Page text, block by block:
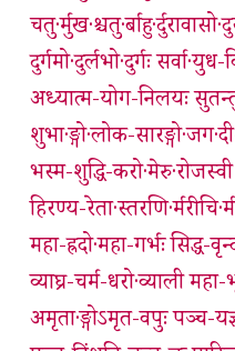
दुर्गमो·दुर्लभो·दुर्गः
अध्यात्म-योग-निलयः
शुभा·ङ्गो·लोक-
भस्म-शुद्धि-करो·मेरु·रोजस्वी
हिरण्य-
महा-ह्रदो·महा-गर्भः सिद्ध-
व्याघ्र-चर्म-धरो·व्याली
अमृता·ङ्गोऽमृत-वपुः पञ्च-